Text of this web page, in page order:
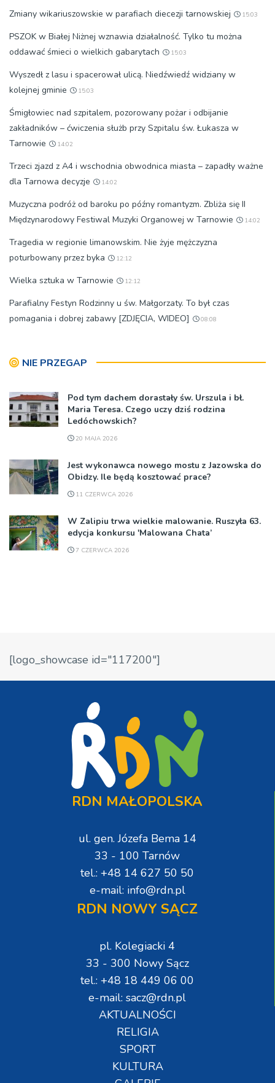
Zmiany wikariuszowskie w parafiach diecezji tarnowskiej 15:03
PSZOK w Białej Niżnej wznawia działalność. Tylko tu można
oddawać śmieci o wielkich gabarytach
15:03
Wyszedł z lasu i spacerował ulicą. Niedźwiedź widziany w
kolejnej gminie
15:03
Śmigłowiec nad szpitalem, pozorowany pożar i odbijanie
zakładników – ćwiczenia służb przy Szpitalu św. Łukasza w
Tarnowie
14:02
Trzeci zjazd z A4 i wschodnia obwodnica miasta – zapadły ważne
dla Tarnowa decyzje
14:02
Muzyczna podróż od baroku po późny romantyzm. Zbliża się II
Międzynarodowy Festiwal Muzyki Organowej w Tarnowie
14:02
Tragedia w regionie limanowskim. Nie żyje mężczyzna
poturbowany przez byka
12:12
Wielka sztuka w Tarnowie 12:12
Parafialny Festyn Rodzinny u św. Małgorzaty. To był czas
pomagania i dobrej zabawy [ZDJĘCIA, WIDEO]
08:08
NIE PRZEGAP
Pod tym dachem dorastały św. Urszula i bł.
Maria Teresa. Czego uczy dziś rodzina
Ledóchowskich?
20 MAJA 2026
Jest wykonawca nowego mostu z Jazowska do
Obidzy. Ile będą kosztować prace?
11 CZERWCA 2026
W Zalipiu trwa wielkie malowanie. Ruszyła 63.
edycja konkursu 'Malowana Chata’
7 CZERWCA 2026
[logo_showcase id="117200"]
RDN MAŁOPOLSKA
ul. gen. Józefa Bema 14
33 - 100 Tarnów
tel.: +48 14 627 50 50
e-mail: info@rdn.pl
RDN NOWY SĄCZ
pl. Kolegiacki 4
33 - 300 Nowy Sącz
tel.: +48 18 449 06 00
e-mail: sacz@rdn.pl
AKTUALNOŚCI
RELIGIA
SPORT
KULTURA